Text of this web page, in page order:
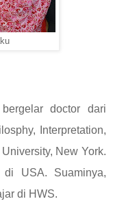
doctor dari
Interpretation,
New York.
USA. Suaminya,
di HWS.